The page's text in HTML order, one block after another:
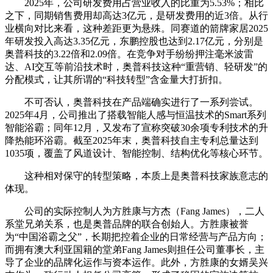
2025年，公司研发费用占营业收入的比重为5.53%；相比
之下，同期销售费用却高达3亿元，是研发费用的近3倍。从行
业横向对比来看，这种差距更为悬殊。同赛道的箭牌家居2025
年研发投入高达3.35亿元，东鹏控股也达到2.17亿元，分别是
奥普科技的3.22倍和2.09倍。在竞争对手纷纷押注毫米波雷
达、AI交互等前沿技术时，奥普科技这种“重营销、轻研发”的
分配模式，让其所谓的“科技转型”含金量大打折扣。
不可否认，奥普科技在产品端确实进行了一系列尝试。
2025年4月，公司推出了搭载智能人感与恒温技术的Smart系列
智能浴霸；同年12月，又发布了宣称突破30余项专利技术的升
降热能环浴霸。截至2025年末，奥普科技自主专利总量达到
1035项，覆盖了风道设计、智能控制、结构优化等核心环节。
这种相对保守的转型策略，本质上是奥普科技家族意志的
体现。
公司的实际控制人为方胜康与方杰（Fang James），二人
系堂兄弟关系，也是奥普品牌的联合创始人。方胜康被誉
为“中国浴霸之父”，长期把控着企业的日常经营与产品方向；
而拥有澳大利亚国籍的堂弟Fang James则担任公司董事长，主
导了企业的品牌化运作与资本运作。此外，方胜康的女婿吴兴